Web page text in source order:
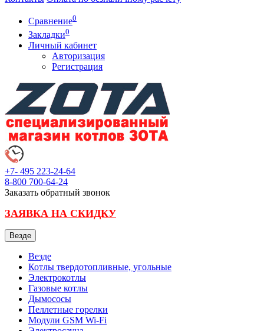
Сравнение0
Закладки0
Личный кабинет
Авторизация
Регистрация
+7- 495 223-24-64
8-800 700-64-24
Заказать обратный звонок
ЗАЯВКА НА СКИДКУ
Везде
Везде
Котлы твердотопливные, угольные
Электрокотлы
Газовые котлы
Дымососы
Пеллетные горелки
Модули GSM Wi-Fi